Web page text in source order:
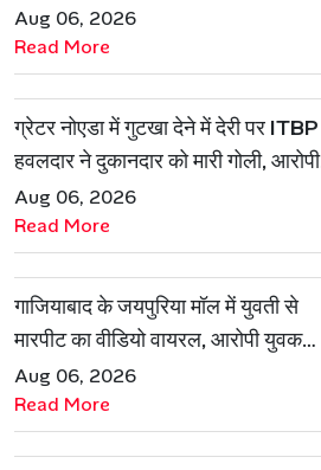
प्रोजेक्ट को मिली मंजूरी
Aug 06, 2026
Read More
ग्रेटर नोएडा में गुटखा देने में देरी पर ITBP
हवलदार ने दुकानदार को मारी गोली, आरोपी
गिरफ्तार
Aug 06, 2026
Read More
गाजियाबाद के जयपुरिया मॉल में युवती से
मारपीट का वीडियो वायरल, आरोपी युवक
हिरासत में
Aug 06, 2026
Read More